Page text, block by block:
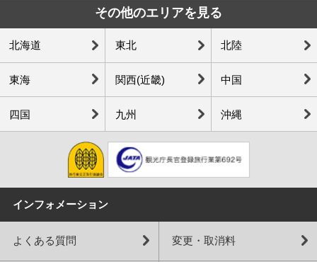
その他のエリアを見る
北海道 東北 北陸
東海 関西(近畿) 中国
四国 九州 沖縄
インフォメーション
よくある質問 変更・取消料